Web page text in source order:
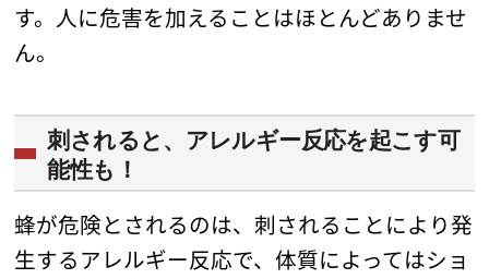
す。人に危害を加えることはほとんどありませ
ん。
刺されると、アレルギー反応を起こす可
能性も！
蜂が危険とされるのは、刺されることにより発
生するアレルギー反応で、体質によってはショ